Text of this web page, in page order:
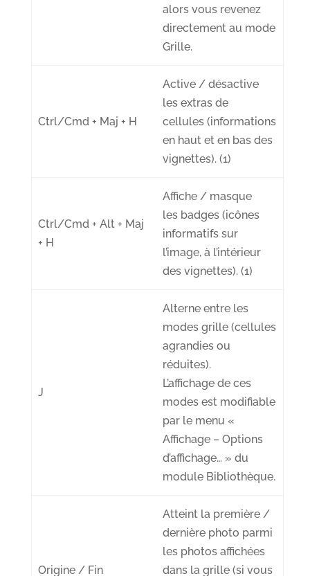
alors vous revenez
directement au mode
Grille.
Ctrl/Cmd + Maj + H
Active / désactive
les extras de
cellules (informations
en haut et en bas des
vignettes). (1)
Ctrl/Cmd + Alt + Maj
+ H
Affiche / masque
les badges (icônes
informatifs sur
l’image, à l’intérieur
des vignettes). (1)
J
Alterne entre les
modes grille (cellules
agrandies ou
réduites).
L’affichage de ces
modes est modifiable
par le menu «
Affichage – Options
d’affichage… » du
module Bibliothèque.
Origine / Fin
Atteint la première /
dernière photo parmi
les photos affichées
dans la grille (si vous